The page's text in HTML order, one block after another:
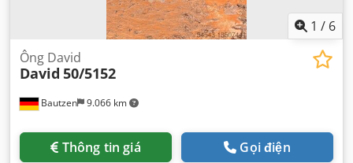
1 / 6
Bautzen 9.066 km
Ông David
David 50/5152
Thông tin giá Gọi điện